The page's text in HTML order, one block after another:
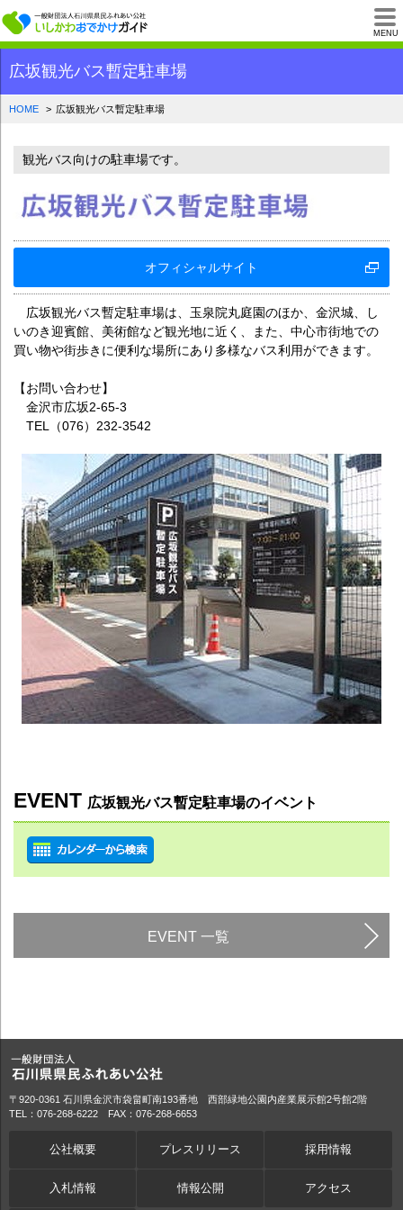
MENU
一般財団法人石川
広坂観光バス暫定駐車場
HOME 広坂観光バス暫定駐車場
観光バス向けの駐車場です。
オフィシャルサイト
広坂観光バス暫定駐車場は、玉泉院丸庭園のほか、金沢城、し
いのき迎賓館、美術館など観光地に近く、また、中心市街地での
買い物や街歩きに便利な場所にあり多様なバス利用ができます。
【お問い合わせ】
金沢市広坂2-65-3
TEL（076）232-3542
EVENT 広坂観光バス暫定駐車場のイベント
EVENT 一覧
〒920-0361 石川県金沢市袋畠町南193番地 西部緑地公園内産業展示館2号館2階
TEL：076-268-6222 FAX：076-268-6653
公社概要 プレスリリース 採用情報
入札情報 情報公開 アクセス